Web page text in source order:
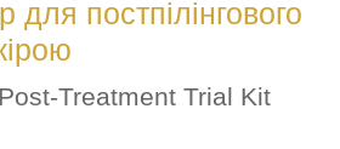
для постпілінгового
Treatment Trial Kit